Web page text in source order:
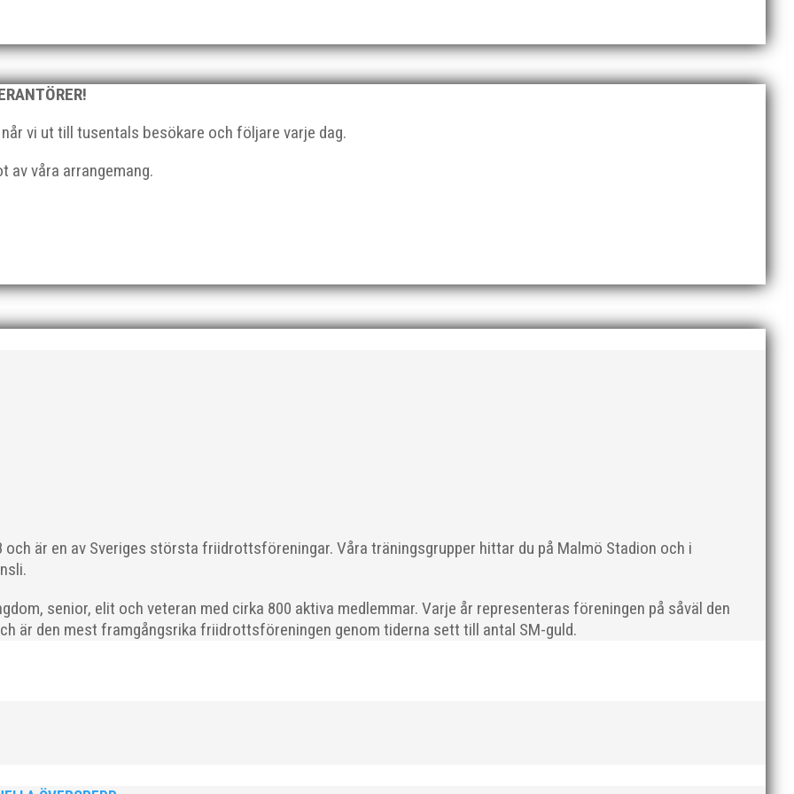
vi ut till tusentals besökare och följare varje dag.
av våra arrangemang.
är en av Sveriges största friidrottsföreningar. Våra träningsgrupper hittar du på Malmö Stadion och i
senior, elit och veteran med cirka 800 aktiva medlemmar. Varje år representeras föreningen på såväl den
är den mest framgångsrika friidrottsföreningen genom tiderna sett till antal SM-guld.
har intervjuat allas vår Hanna Katsler Mölstad och Johan Färemo från MAI RUNNERS. Temat var motion och
Det ena publicerades i Skånska Dagbladet måndagen...
nu i dagarna. Det nya numret bjuder på mängder av spännande läsning, bland annat ett ”bakom-kulisserna-
i sin helhet: >> ISM Friidrott i Magasin...
tjej i Malmö för 2020 går till Nikki Anderberg, MAI. Motivering:”Nikki Anderberg inte bara vann SM-guld på 100
engagerande och stöttande föräldrar genom att utse "Årets Sportförälder". Nytt för i år är att priset delas ut till en
som stod som vinnare, och...